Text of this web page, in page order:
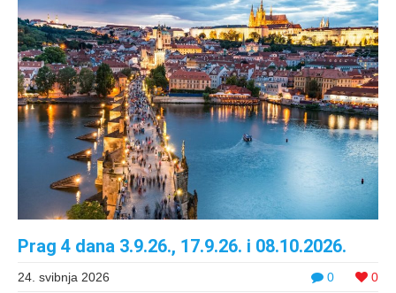
Prag 4 dana 3.9.26., 17.9.26. i 08.10.2026.
0 0
24. svibnja 2026